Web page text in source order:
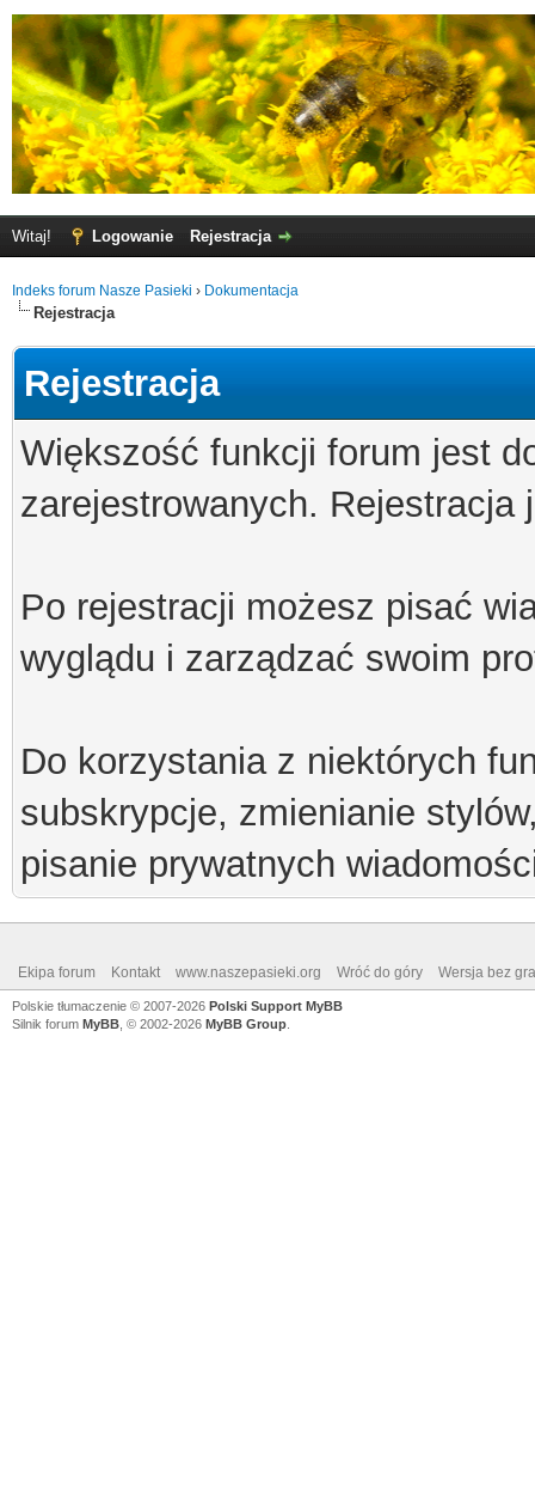
Witaj! Logowanie Rejestracja
Indeks forum Nasze Pasieki › Dokumentacja
Rejestracja
Rejestracja
Większość funkcji forum jest
zarejestrowanych. Rejestracja
Po rejestracji możesz pisać
wyglądu i zarządzać swoim
Do korzystania z niektórych
subskrypcje, zmienianie
pisanie prywatnych
Ekipa forum Kontakt www.naszepasieki.org Wróć do góry Wersja bez
Polskie tłumaczenie © 2007-2026 Polski Support MyBB
Silnik forum MyBB , © 2002-2026 MyBB Group